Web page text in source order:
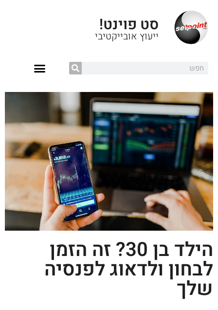
סט פוינט!
ייעוץ אובייקטיבי
הילד בן 30? זה הזמן
לבחון ולדאוג לפנסיה
שלך